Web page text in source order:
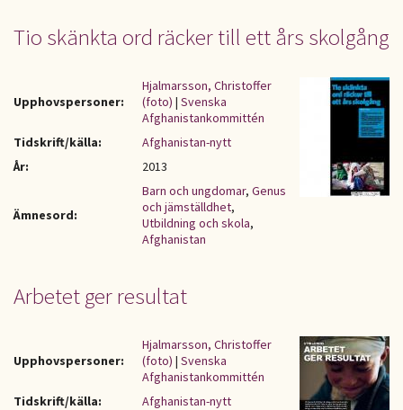
Tio skänkta ord räcker till ett års skolgång
Upphovspersoner:
Hjalmarsson, Christoffer
(foto) | Svenska
Afghanistankommittén
Tidskrift/källa:
Afghanistan-nytt
År:
2013
Ämnesord:
Barn och ungdomar, Genus
och jämställdhet,
Utbildning och skola,
Afghanistan
Arbetet ger resultat
Upphovspersoner:
Hjalmarsson, Christoffer
(foto) | Svenska
Afghanistankommittén
Tidskrift/källa:
Afghanistan-nytt